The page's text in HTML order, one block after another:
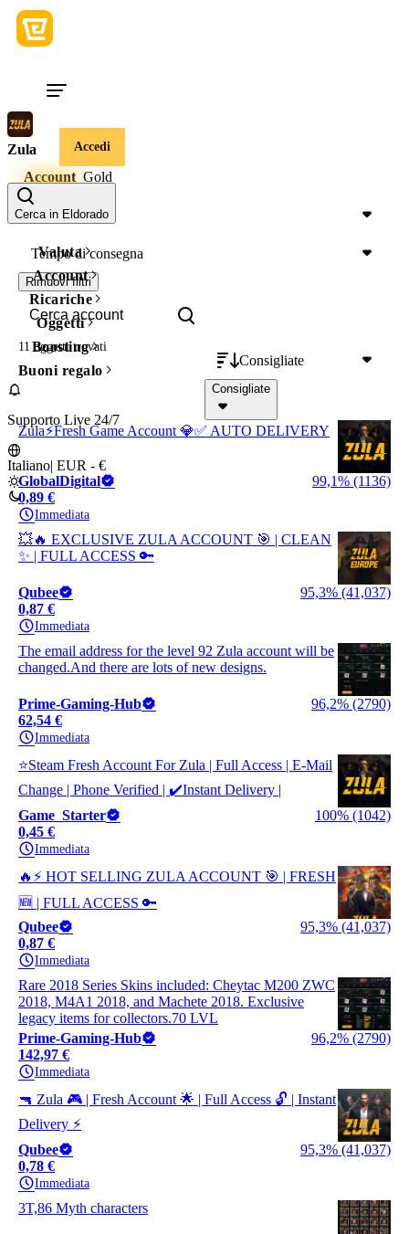
Accedi
Cerca in Eldorado
Valuta
Account
Ricariche
Oggetti
Boosting
Buoni regalo
Supporto Live 24/7
Italiano| EUR - €
Zula
Account Gold
Prezzo
Tempo di consegna
Rimuovi filtri
Consigliate
Consigliate
11 oggettitrovati
Zula⚡Fresh Game Account 💎✅ AUTO DELIVERY
GlobalDigital
99,1% (1136)
0,89 €
Immediata
💥🔥 EXCLUSIVE ZULA ACCOUNT 🎯 | CLEAN
✨ | FULL ACCESS 🔑
Qubee
95,3% (41,037)
0,87 €
Immediata
The email address for the level 92 Zula account will be
changed.And there are lots of new designs.
Prime-Gaming-Hub
96,2% (2790)
62,54 €
Immediata
⭐️Steam Fresh Account For Zula | Full Access | E-Mail
Change | Phone Verified | ✔️Instant Delivery |
Game_Starter
100% (1042)
0,45 €
Immediata
🔥⚡ HOT SELLING ZULA ACCOUNT 🎯 | FRESH
🆕 | FULL ACCESS 🔑
Qubee
95,3% (41,037)
0,87 €
Immediata
Rare 2018 Series Skins included: Cheytac M200 ZWC
2018, M4A1 2018, and Machete 2018. Exclusive
legacy items for collectors.70 LVL
Prime-Gaming-Hub
96,2% (2790)
142,97 €
Immediata
🔫 Zula 🎮 | Fresh Account 🌟 | Full Access 🔓 | Instant
Delivery ⚡
Qubee
95,3% (41,037)
0,78 €
Immediata
3T,86 Myth characters